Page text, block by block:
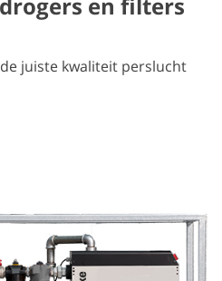
en filters
juiste kwaliteit perslucht